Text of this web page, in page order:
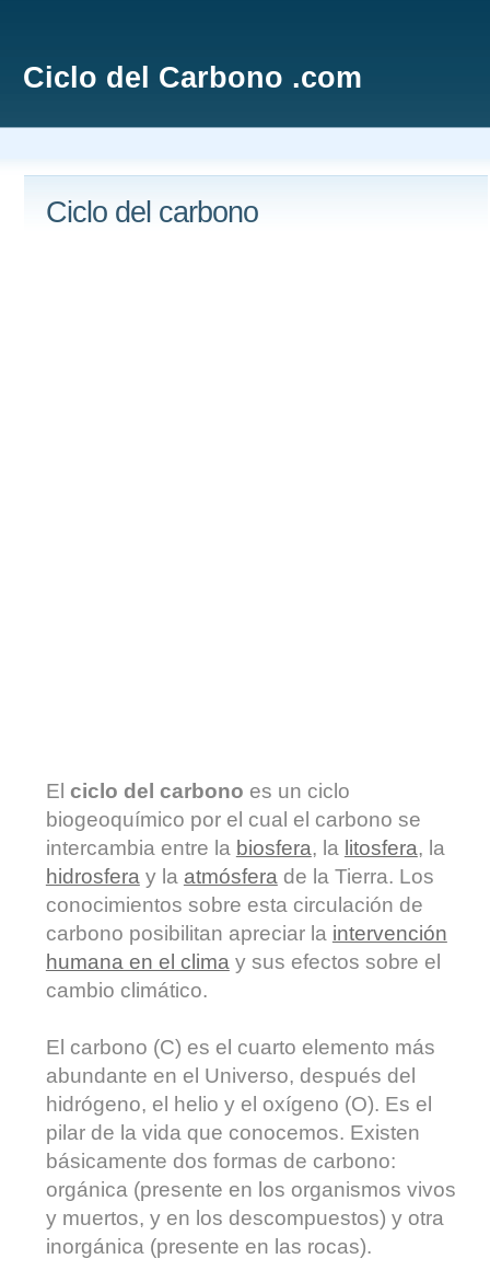
Ciclo del Carbono .com
Ciclo del carbono
El ciclo del carbono es un ciclo
biogeoquímico por el cual el carbono se
intercambia entre la biosfera, la litosfera, la
hidrosfera y la atmósfera de la Tierra. Los
conocimientos sobre esta circulación de
carbono posibilitan apreciar la intervención
humana en el clima y sus efectos sobre el
cambio climático.
El carbono (C) es el cuarto elemento más
abundante en el Universo, después del
hidrógeno, el helio y el oxígeno (O). Es el
pilar de la vida que conocemos. Existen
básicamente dos formas de carbono:
orgánica (presente en los organismos vivos
y muertos, y en los descompuestos) y otra
inorgánica (presente en las rocas).